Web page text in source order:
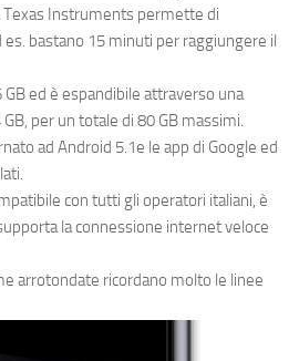
Instruments permette di
bastano 15 minuti per raggiungere il
ed è espandibile attraverso una
per un totale di 80 GB massimi.
ad Android 5.1e le app di Google ed
con tutti gli operatori italiani, è
la connessione internet veloce
arrotondate ricordano molto le linee